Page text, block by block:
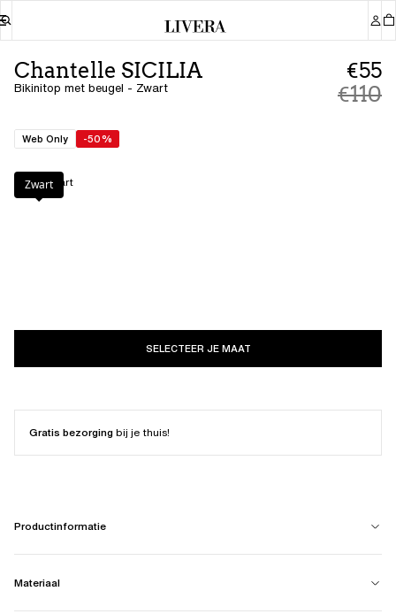
Chantelle SICILIA
Bikinitop met beugel - Zwart
€55
€110
Web Only -50%
Kleur: Zwart
Zwart
SELECTEER JE MAAT
Gratis bezorgingbij je thuis!
Productinformatie
Materiaal